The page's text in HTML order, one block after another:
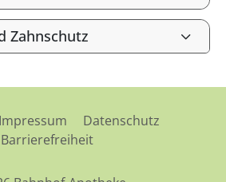
Zahnschutz
Impressum
Datenschutz
Barrierefreiheit